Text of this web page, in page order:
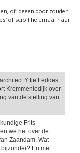
of ideeen door zouden
of scroll helemaal naar
Yttje Feddes
Krommeniedijk over
van de stelling van
Frits
we het over de
Zaandam. Wat
En met